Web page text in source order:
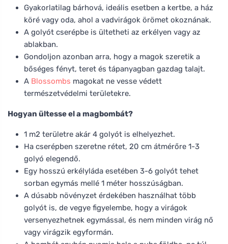
Gyakorlatilag bárhová, ideális esetben a kertbe, a ház
köré vagy oda, ahol a vadvirágok örömet okoznának.
A golyót cserépbe is ültetheti az erkélyen vagy az
ablakban.
Gondoljon azonban arra, hogy a magok szeretik a
bőséges fényt, teret és tápanyagban gazdag talajt.
A Blossombs magokat ne vesse védett
természetvédelmi területekre.
Hogyan ültesse el a magbombát?
1 m2 területre akár 4 golyót is elhelyezhet.
Ha cserépben szeretne rétet, 20 cm átmérőre 1-3
golyó elegendő.
Egy hosszú erkélyláda esetében 3-6 golyót tehet
sorban egymás mellé 1 méter hosszúságban.
A dúsabb növényzet érdekében használhat több
golyót is, de vegye figyelembe, hogy a virágok
versenyezhetnek egymással, és nem minden virág nő
vagy virágzik egyformán.